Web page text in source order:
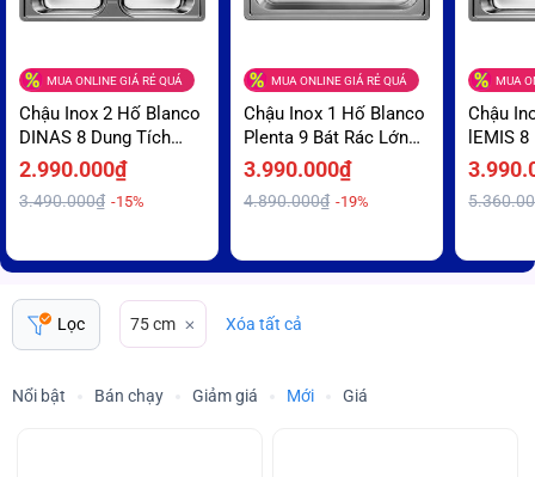
MUA ONLINE GIÁ RẺ QUÁ
Chậu Inox 2 Hố Blanco
DINAS 8 Dung Tích
Chứa Lớn Và Sâu Giá
2.990.000₫
3.490.000₫ -15%
MUA ONLINE GIÁ RẺ QUÁ
Chậu Inox 1 Hố Blanco
Plenta 9 Bát Rác Lớn
Ngăn Mùi Giá Ưu Đãi
3.990.000₫
4.890.000₫ -19%
MUA
Chậu
lEMIS
Pro
Mãi
Lọc 75 cm Xóa tất cả
Nổi bật Bán chạy Giảm giá Mới Giá